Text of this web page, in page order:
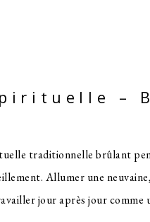
–
traditionnelle brûlant
Allumer une
jour après jour comme